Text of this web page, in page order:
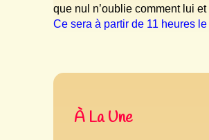
que nul n’oublie comment lui
Ce sera à partir de 11 heures
À La Une